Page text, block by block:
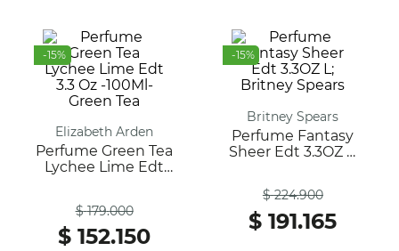
-15%
Elizabeth Arden
Perfume Green Tea
Lychee Lime Edt
$ 179.000
$ 152.150
-15%
Britney Spears
Perfume Fantasy
Sheer Edt 3.3OZ L;
$ 224.900
$ 191.165